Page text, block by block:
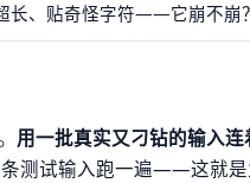
长、贴奇怪字符——它崩不崩？
用一批真实又刁钻的输入连
测试输入跑一遍——这就